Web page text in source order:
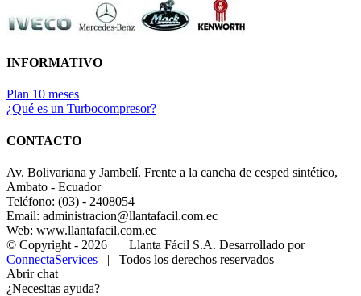
INFORMATIVO
Plan 10 meses
¿Qué es un Turbocompresor?
CONTACTO
Av. Bolivariana y Jambelí. Frente a la cancha de cesped sintético,
Ambato - Ecuador
Teléfono: (03) - 2408054
Email: administracion@llantafacil.com.ec
Web: www.llantafacil.com.ec
© Copyright - 2026 | Llanta Fácil S.A. Desarrollado por
ConnectaServices | Todos los derechos reservados
Abrir chat
¿Necesitas ayuda?